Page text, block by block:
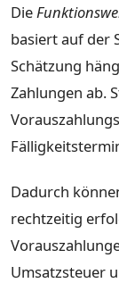
Die
basiert auf der
Schätzung
Zahlungen ab.
Dadurch
rechtzeitig
Umsatzsteuer